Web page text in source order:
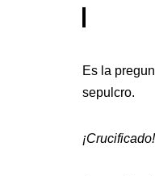
Es la
sepulcro.
¡Crucificado!